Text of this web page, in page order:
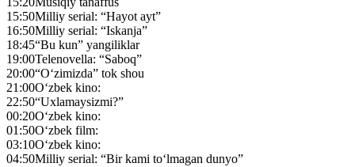
15:50Milliy serial: “Hayot ayt”
16:50Milliy serial: “Iskanja”
18:45“Bu kun” yangiliklar
19:00Telenovella: “Saboq”
20:00“O‘zimizda” tok shou
21:00O‘zbek kino:
22:50“Uxlamaysizmi?”
00:20O‘zbek kino:
01:50O‘zbek film:
03:10O‘zbek kino:
04:50Milliy serial: “Bir kami to‘lmagan dunyo”